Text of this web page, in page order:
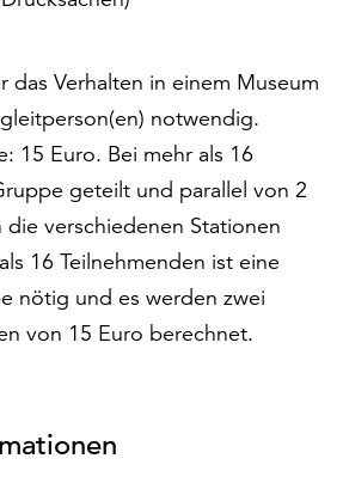
das Verhalten in einem Museum
notwendig.
15 Euro. Bei mehr als 16
geteilt und parallel von 2
verschiedenen Stationen
16 Teilnehmenden ist eine
nötig und es werden zwei
von 15 Euro berechnet.